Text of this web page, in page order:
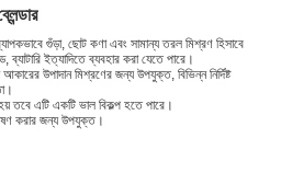
গুঁড়া, ছোট কণা এবং সামান্য তরল মিশ্রণ হিসাবে
ইত্যাদিতে ব্যবহার করা যেতে পারে।
উপাদান মিশ্রণের জন্য উপযুক্ত, বিভিন্ন নির্দিষ্ট
এটি একটি ভাল বিকল্প হতে পারে।
করার জন্য উপযুক্ত।